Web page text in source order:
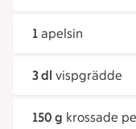
1 apelsin
3 dl vispgrädde
150 g krossade